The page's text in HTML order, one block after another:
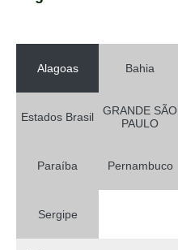
Alagoas Bahia
Estados Brasil
GRANDE SÃO
PAULO
Paraíba Pernambuco
Sergipe